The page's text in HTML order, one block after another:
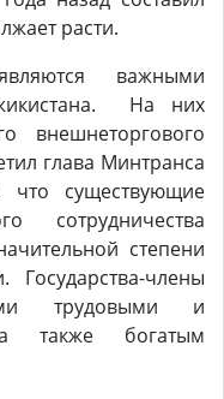
расти.
важными
На них
внешнеторгового
глава Минтранса
существующие
сотрудничества
степени
Государства-члены
трудовыми и
также богатым